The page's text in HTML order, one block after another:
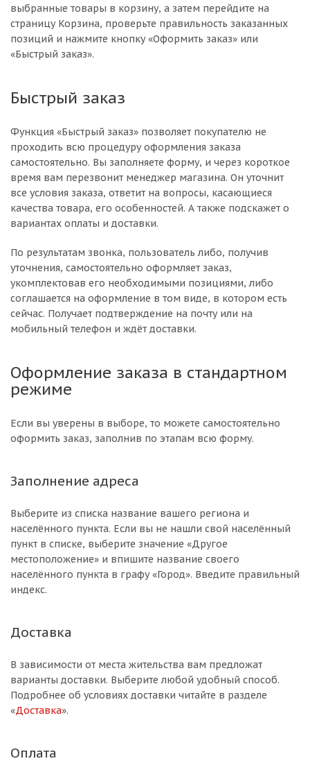
выбранные товары в корзину, а затем перейдите на
страницу Корзина, проверьте правильность заказанных
позиций и нажмите кнопку «Оформить заказ» или
«Быстрый заказ».
Быстрый заказ
Функция «Быстрый заказ» позволяет покупателю не
проходить всю процедуру оформления заказа
самостоятельно. Вы заполняете форму, и через короткое
время вам перезвонит менеджер магазина. Он уточнит
все условия заказа, ответит на вопросы, касающиеся
качества товара, его особенностей. А также подскажет о
вариантах оплаты и доставки.
По результатам звонка, пользователь либо, получив
уточнения, самостоятельно оформляет заказ,
укомплектовав его необходимыми позициями, либо
соглашается на оформление в том виде, в котором есть
сейчас. Получает подтверждение на почту или на
мобильный телефон и ждёт доставки.
Оформление заказа в стандартном
режиме
Если вы уверены в выборе, то можете самостоятельно
оформить заказ, заполнив по этапам всю форму.
Заполнение адреса
Выберите из списка название вашего региона и
населённого пункта. Если вы не нашли свой населённый
пункт в списке, выберите значение «Другое
местоположение» и впишите название своего
населённого пункта в графу «Город». Введите правильный
индекс.
Доставка
В зависимости от места жительства вам предложат
варианты доставки. Выберите любой удобный способ.
Подробнее об условиях доставки читайте в разделе
«Доставка».
Оплата